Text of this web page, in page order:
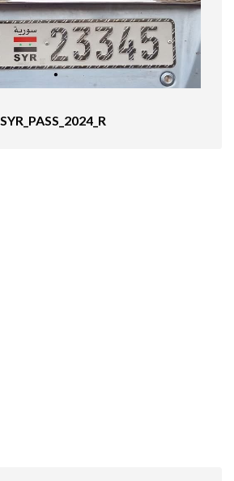
SYR_PASS_2024_R